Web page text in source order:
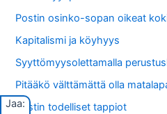
Postin osinko-sopan oikeat
Kapitalismi ja köyhyys
Syyttömyysolettamalla
Pitääkö välttämättä olla
Postin todelliset tappiot
Jaa: